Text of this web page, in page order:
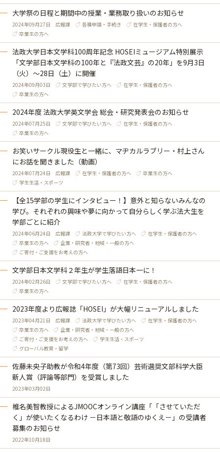
大学祭の日程と期間中の授業・業務取り扱いのお知らせ
2024年09月27日 広報課 各種申請・手続き
在学生・保護者の方へ
卒業生の方へ
法政大学日本文学科100周年記念 HOSEIミュージアム特別展示
「文学部日本文学科の100年と『法政文芸』の20年」を9月3日
（火）～28日（土）に開催
2024年09月03日 文学部で学びたい方へ
在学生・保護者の方へ
卒業生の方へ
2024年度 法政大学英文学会 総会・研究発表会のお知らせ
2024年07月25日 文学部で学びたい方へ
在学生・保護者の方へ
卒業生の方へ
お笑いサークル現役生と一緒に、マヂカルラブリー・村上さん
にお話を聞きました（動画）
2024年07月24日 広報課 在学生・保護者の方へ
卒業生の方へ
学生生活・スポーツ
【全15学部の学生にインタビュー！】意外と知らないみんなの
学び。それぞれの興味や夢に向かって自分らしく学ぶ法大生を
学部ごとに紹介
2024年06月24日 広報課 法政大学で学びたい方へ
在学生・保護者の方へ
卒業生の方へ
企業・研究者・地域・一般の方へ
ご寄付・ご支援をお考えの方へ
文学部日本文学科２年生が学生落語日本一に！
2024年02月26日 文学部で学びたい方へ
在学生・保護者の方へ
卒業生の方へ
2023年度より広報誌「HOSEI」が大幅リニューアルしました
2023年04月21日 広報課 法政大学で学びたい方へ
在学生・保護者の方へ
卒業生の方へ
企業・研究者・地域・一般の方へ
ご寄付・ご支援をお考えの方へ
学生生活・スポーツ
グローバル教育・留学
佐藤未央子助教が令和4年度（第73回）芸術選奨文部科学大臣
新人賞（評論等部門）を受賞しました
2023年03月02日
椎名美智教授によるJMOOCオンライン講座「「させていただ
く」が使いたくなるわけ －日本語と敬語のゆくえ－」の受講者
募集のお知らせ
2022年10月18日